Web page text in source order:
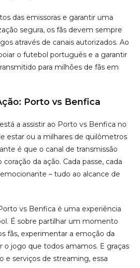
das emissoras e garantir uma
segura, os fãs devem sempre
através de canais autorizados. Ao
o futebol português e a garantir
para milhões de fãs em
Porto vs Benfica
a assistir ao Porto vs Benfica no
estar ou a milhares de quilômetros
é que o canal de transmissão
da ação. Cada passe, cada
– tudo ao alcance de
vs Benfica é uma experiência
É sobre partilhar um momento
fãs, experimentar a emoção da
o jogo que todos amamos. E graças
e serviços de streaming, essa